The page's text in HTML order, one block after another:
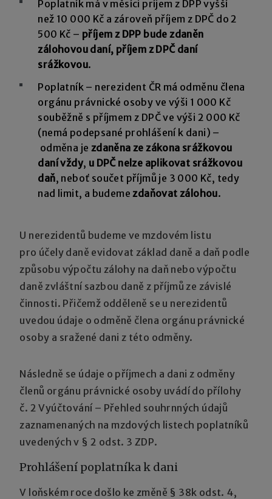
Poplatník má v měsíci príjem z DPP vyšší
než 10 000 Kč a zároveň příjem z DPČ do 2
500 Kč – příjem z DPP bude zdaněn
zálohovou daní, příjem z DPČ daní
srážkovou.
Poplatník – nerezident ČR má odměnu člena
orgánu právnické osoby ve výši 1 000 Kč
souběžně s příjmem z DPČ ve výši 2 000 Kč
(nemá podepsané prohlášení k dani) –
odměna je zdaněna ze zákona srážkovou
daní vždy, u DPČ nelze aplikovat srážkovou
daň, neboť součet příjmů je 3 000 Kč, tedy
nad limit, a budemezdaňovat zálohou.
U nerezidentů budeme ve mzdovém listu
pro účely daně evidovat základ daně a daň podle
způsobu výpočtu zálohy na daň nebo výpočtu
daně zvláštní sazbou daně z příjmů ze závislé
činnosti. Přičemž odděleně se u nerezidentů
uvedou údaje o odměně člena orgánu právnické
osoby a sražené dani z této odměny.
Následně se údaje o příjmech a dani z odměny
členů orgánu právnické osoby uvádí do přílohy
č. 2 Vyúčtování – Přehled souhrnných údajů
zaznamenaných na mzdových listech poplatníků
uvedených v § 2 odst. 3 ZDP.
Prohlášení poplatníka k dani
V loňském roce došlo ke změně § 38k odst. 4,